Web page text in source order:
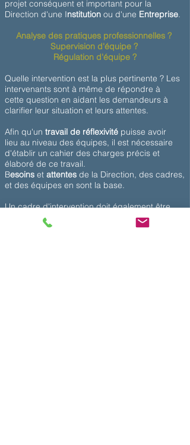
projet conséquent et important pour la
Direction d'une Institution ou d'une Entreprise.
Analyse des pratiques professionnelles ?
Supervision d'équipe ?
Régulation d'équipe ?
Quelle intervention est la plus pertinente ? Les
intervenants sont à même de répondre à
cette question en aidant les demandeurs à
clarifier leur situation et leurs attentes.
Afin qu'un travail de réflexivité puisse avoir
lieu au niveau des équipes, il est nécessaire
d'établir un cahier des charges précis et
élaboré de ce travail.
Besoins et attentes de la Direction, des cadres,
et des équipes en sont la base.
Un cadre d'intervention doit également être
clairement défini
l'intervenant animateur
de ce groupe de travail.